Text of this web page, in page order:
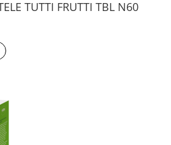
TUTTI FRUTTI TBL N60